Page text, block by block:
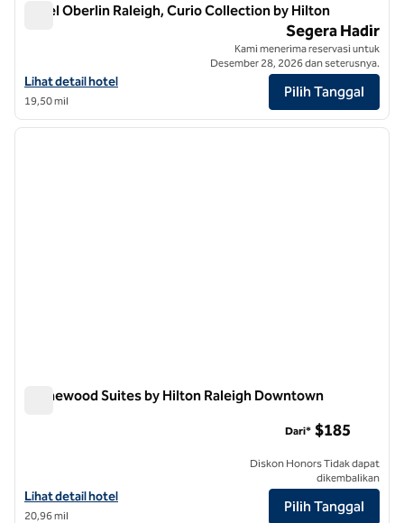
Hotel Oberlin Raleigh, Curio Collection by Hilton
Hotel Oberlin Raleigh, Curio Collection by Hilton
Lihat detail hotel untuk Oberlin Hotel Raleigh, Curio Collection by
Lihat detail hotel
19,50 mil
Segera Hadir
Kami menerima reservasi untuk
Desember 28, 2026 dan seterusnya.
Pilih Tanggal
1/12
1 dari 12
Homewood Suites by Hilton Raleigh Downtown
Lihat detail hotel untuk Homewood Suites by Hilton Raleigh
Lihat detail hotel
20,96 mil
Dari* $185
Diskon Honors Tidak dapat
dikembalikan
Pilih Tanggal